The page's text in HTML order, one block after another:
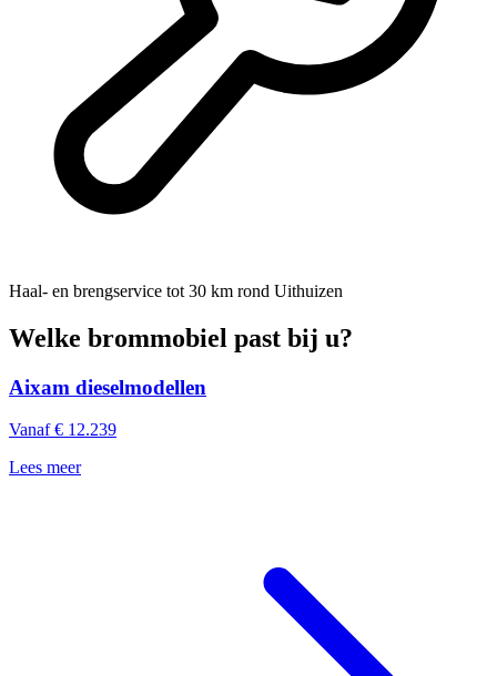
Haal- en brengservice tot 30 km rond Uithuizen
Welke brommobiel past bij u?
Aixam dieselmodellen
Vanaf € 12.239
Lees meer